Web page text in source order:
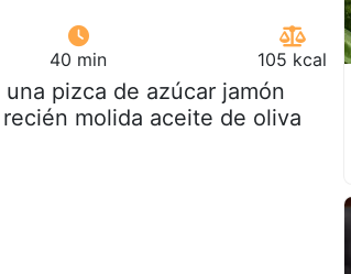
40 min 105 kcal
pizca de azúcar jamón
molida aceite de oliva